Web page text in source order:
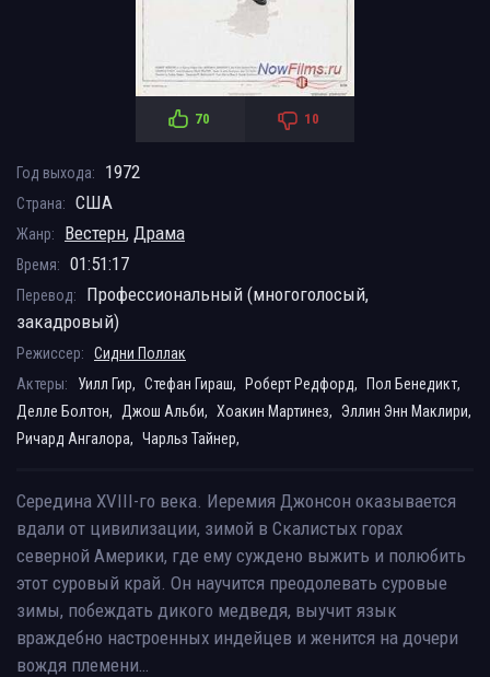
70 10
Год выхода: 1972
Страна: США
Жанр: Вестерн, Драма
Время: 01:51:17
Перевод:
Профессиональный (многоголосый,
закадровый)
Режиссер:
Сидни Поллак
Актеры:
Уилл Гир, Стефан Гираш, Роберт Редфорд,
Пол Бенедикт,
Делле Болтон,
Джош Альби, Хоакин Мартинез, Эллин Энн Маклири,
Ричард Ангалора, Чарльз Тайнер,
Середина XVIII-гo века. Иеремия Джонсон оказывается
вдали от цивилизации, зимой в Скалистых горах
северной Америки, где ему суждено выжить и полюбить
этот суровый край. Он научится преодолевать суровые
зимы, побеждать дикого медведя, выучит язык
враждебно настроенных индейцев и женится на дочери
вождя племени…